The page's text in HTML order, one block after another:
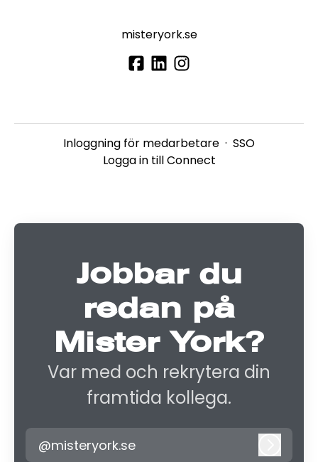
misteryork.se
Inloggning för medarbetare · SSO
Logga in till Connect
Jobbar du
redan på
Mister York?
Var med och rekrytera din
framtida kollega.
@misteryork.se